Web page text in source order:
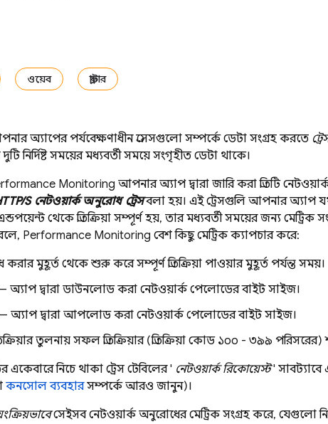
ওয়েব ফ্লাটার
অ্যাপের পর্যবেক্ষণাধীন প্রসেসগুলো সম্পর্কে ডেটা সংগ্রহ করতে
নির্দিষ্ট সময়ের মধ্যবর্তী সময়ে সংগৃহীত ডেটা থাকে।
Monitoring আপনার অ্যাপ দ্বারা জারি করা প্রতিটি
S নেটওয়ার্ক অনুরোধ ট্রেসবলা হয়। এই ট্রেসগুলি আপনার অ্যাপ
থেকে প্রতিক্রিয়া সম্পূর্ণ হয়, তার মধ্যবর্তী সময়ের জন্য
Performance Monitoring বেশ কিছু মেট্রিক ক্যাপচার করে:
করার মুহূর্ত থেকে শুরু করে সম্পূর্ণ প্রতিক্রিয়া পাওয়ার মুহূর্ত পর্যন্ত সময়।
অ্যাপ দ্বারা ডাউনলোড করা নেটওয়ার্ক পেলোডের বাইট সাইজ।
দ্বারা আপলোড করা নেটওয়ার্ক পেলোডের বাইট সাইজ।
তুলনায় সফল প্রতিক্রিয়ার (প্রতিক্রিয়া কোড ১০০ - ৩৯৯ পরিসরের)
একেবারে নিচে থাকা ট্রেস টেবিলের ' নেটওয়ার্ক রিকোয়েস্ট'
কনসোল ব্যবহারসম্পর্কে আরও জানুন)।
সেইসব নেটওয়ার্ক অনুরোধের মেট্রিক সংগ্রহ করে, যেগুলো